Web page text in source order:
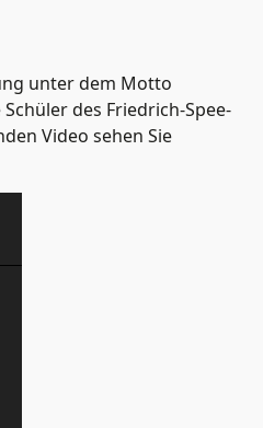
unter dem Motto
des Friedrich-Spee-
Video sehen Sie